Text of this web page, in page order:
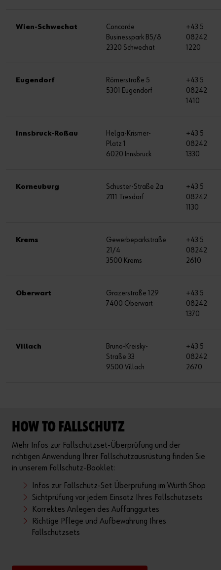
Wien-Schwechat
Concorde
Businesspark B5/8
2320 Schwechat
+43 5
08242
1220
Eugendorf
Römerstraße 5
5301 Eugendorf
+43 5
08242
1410
Innsbruck-Roßau
Helga-Krismer-
Platz 1
6020 Innsbruck
+43 5
08242
1330
Korneuburg
Schuster-Straße 2a
2111 Tresdorf
+43 5
08242
1130
Krems
Gewerbeparkstraße
21/4
3500 Krems
+43 5
08242
2610
Oberwart
Grazerstraße 129
7400 Oberwart
+43 5
08242
1370
Villach
Bruno-Kreisky-
Straße 33
9500 Villach
+43 5
08242
2670
HOW TO FALLSCHUTZ
Mehr Infos zur Fallschutzset-Überprüfung und der
richtigen Anwendung Ihrer Fallschutzausrüstung finden Sie
in unserem Fallschutz-Booklet:
Infos zur Fallschutz-Set Überprüfung im Würth Shop
Sichtprüfung vor jedem Einsatz Ihres Fallschutzsets
Korrektes Anlegen des Auffanggurtes
Richtige Pflege und Aufbewahrung Ihres
Fallschutzsets